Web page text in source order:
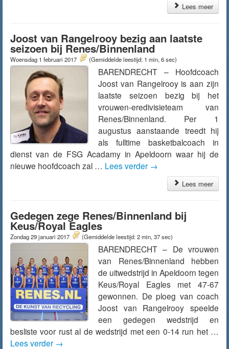
Lees meer
Joost van Rangelrooy bezig aan laatste
seizoen bij Renes/Binnenland
Woensdag 1 februari 2017 (Gemiddelde leestijd: 1 min, 6 sec)
BARENDRECHT – Hoofdcoach
Joost van Rangelrooy is aan zijn
laatste seizoen bezig bij het
vrouwen-eredivisieteam van
Renes/Binnenland. Per 1
augustus aanstaande treedt hij
als fulltime basketbalcoach in
dienst van de FSG Acadamy in Apeldoorn waar hij de
nieuwe hoofdcoach zal … Lees verder →
Lees meer
Gedegen zege Renes/Binnenland bij
Keus/Royal Eagles
Zondag 29 januari 2017 (Gemiddelde leestijd: 2 min, 37 sec)
BARENDRECHT – De vrouwen
van Renes/Binnenland hebben
de uitwedstrijd in Apeldoorn tegen
Keus/Royal Eagles met 47-67
gewonnen. De ploeg van coach
Joost van Rangelrooy speelde
een gedegen wedstrijd en
besliste voor rust al de wedstrijd met een 0-14 run het …
Lees verder →